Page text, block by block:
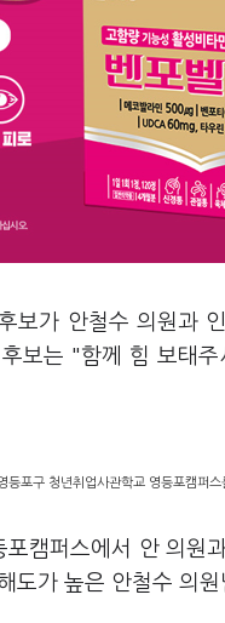
보가 안철수 의원과
보는 "함께 힘 보태
포구 청년취업사관학교 영등포캠퍼
캠퍼스에서 안 의원
가 높은 안철수 의